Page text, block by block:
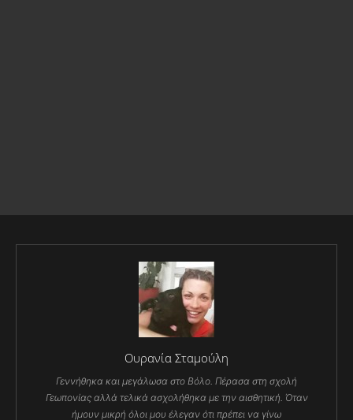
Ουρανία Σταμούλη
Γεννήθηκα και μεγάλωσα στο Βόλο. Πέρασα στη σχολή
Γεωπονίας αλλά τελικά ασχολήθηκα με την αισθητική. Όταν
ήμουν μικρή όλοι μου έλεγαν ότι πρέπει να γίνω